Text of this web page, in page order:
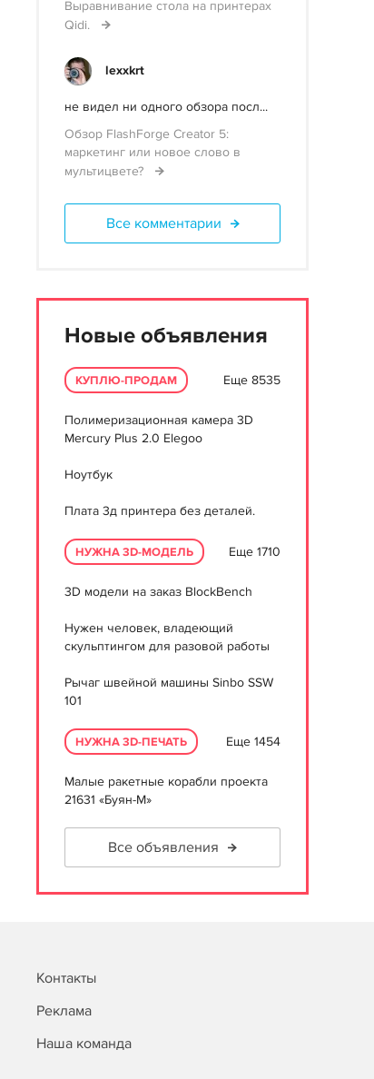
Выравнивание стола на принтерах
Qidi.
lexxkrt
не видел ни одного обзора посл...
Обзор FlashForge Creator 5:
маркетинг или новое слово в
мультицвете?
Все комментарии
Новые объявления
КУПЛЮ-ПРОДАМ Еще 8535
Полимеризационная камера 3D
Mercury Plus 2.0 Elegoo
Ноутбук
Плата 3д принтера без деталей.
НУЖНА 3D-МОДЕЛЬ Еще 1710
3D модели на заказ BlockBench
Нужен человек, владеющий
скульптингом для разовой работы
Рычаг швейной машины Sinbo SSW
101
НУЖНА 3D-ПЕЧАТЬ Еще 1454
Малые ракетные корабли проекта
21631 «Буян-М»
Все объявления
Контакты
Реклама
Наша команда